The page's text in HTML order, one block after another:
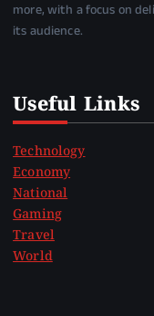
more, with a focus on
its audience.
Useful Links
Technology
Economy
National
Gaming
Travel
World